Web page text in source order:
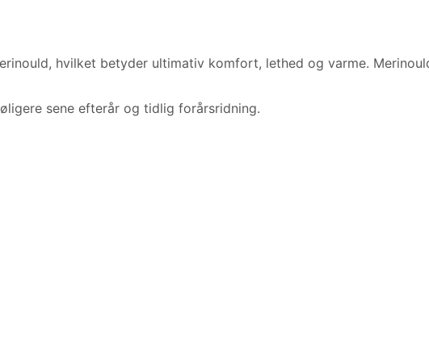
hvilket betyder ultimativ komfort, lethed og varme.
sene efterår og tidlig forårsridning.